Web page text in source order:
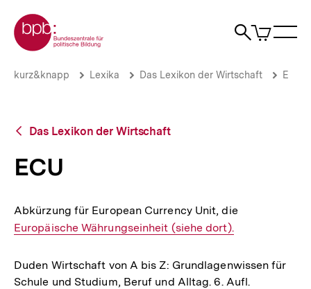
zum
Seiteninhalt
springen
Zur Startseite der bpb
Suche
Artikel
im
ECUBrotkrümelnavigation
Pfadnavigation
kurz&knapp Lexika Das Lexikon der Wirtschaft E
Zurück
Übersicht
Das Lexikon der Wirtschaft
ECU
Abkürzung für European Currency Unit, die
Europäische Währungseinheit (siehe dort).
Duden Wirtschaft von A bis Z: Grundlagenwissen für
Schule und Studium, Beruf und Alltag. 6. Aufl.